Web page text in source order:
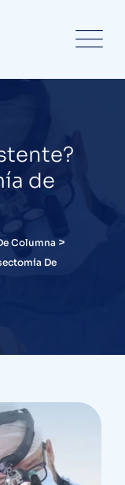
de
Columna >
De